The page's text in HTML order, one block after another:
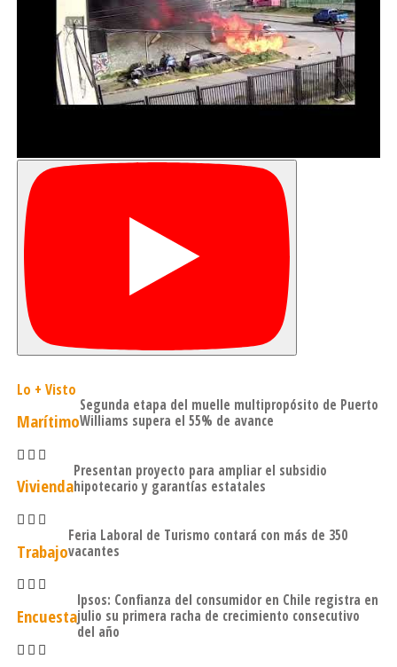
entre los distintos sectores involucrados y avanzar en la
implementación de estrategias que contribuyan al
fortalecimiento de la respuesta regional frente al cáncer.
Lo + Visto
Marítimo
Segunda etapa del muelle multipropósito de Puerto
Williams supera el 55% de avance
Vivienda
Presentan proyecto para ampliar el subsidio
hipotecario y garantías estatales
Trabajo
Feria Laboral de Turismo contará con más de 350
vacantes
Encuesta
Ipsos: Confianza del consumidor en Chile registra en
julio su primera racha de crecimiento consecutivo
del año